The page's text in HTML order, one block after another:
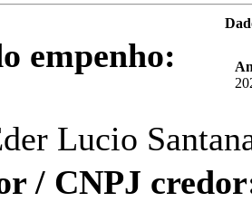
empenho:
Lucio
/ CNPJ